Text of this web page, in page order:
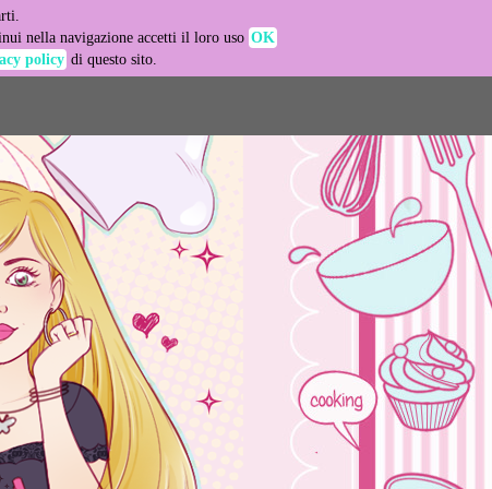
nella navigazione accetti il loro uso OK
policy di questo sito.
usage
LEARN MORE